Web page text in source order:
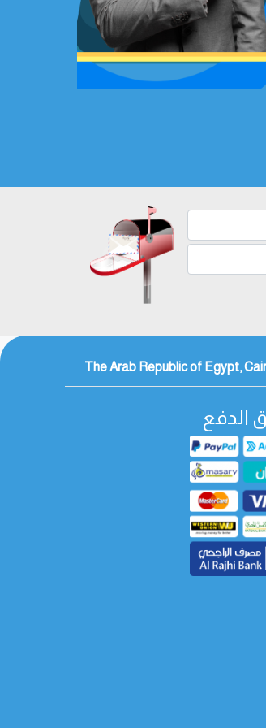
The Arab Republic of Egypt,
الدفع